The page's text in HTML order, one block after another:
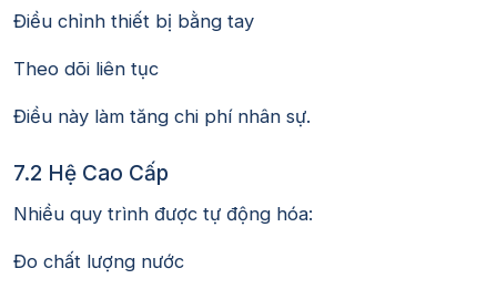
Điều chỉnh thiết bị bằng tay
Theo dõi liên tục
Điều này làm tăng chi phí nhân sự.
7.2 Hệ Cao Cấp
Nhiều quy trình được tự động hóa:
Đo chất lượng nước